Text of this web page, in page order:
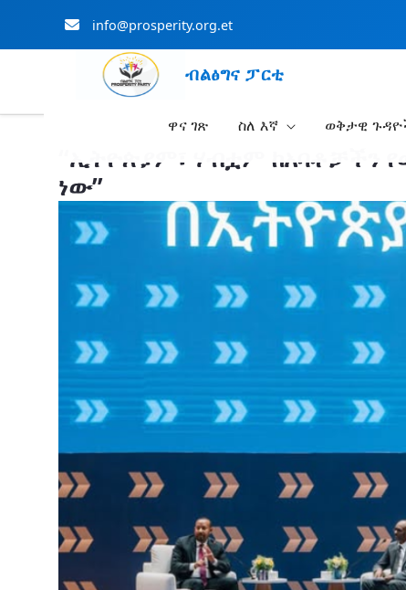
info@prosperity.org.et
ብልፅግና ፓርቲ
ዋና ገጽ ስለ እኛ ወቅታዊ
“ኢትዮጵያም፣ ሃብቷም ከአባቶቻችን
ነው”